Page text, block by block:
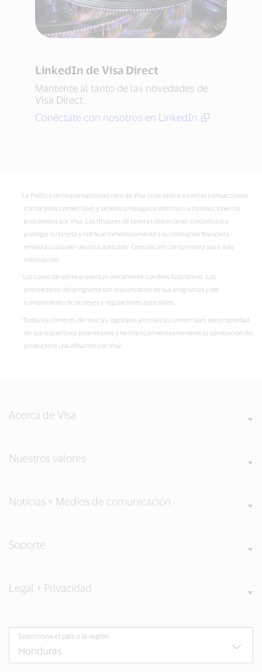
LinkedIn de Visa Direct
Mantente al tanto de las novedades de
Visa Direct.
Conéctate con nosotros en LinkedIn
La Política de responsabilidad cero de Visa no se aplica a ciertas transacciones
con tarjetas comerciales y tarjetas prepagas anónimas o a transacciones no
procesadas por Visa. Los titulares de tarjetas deben tener cuidado para
proteger su tarjeta y notificar inmediatamente a su institución financiera
emisora cualquier uso no autorizado. Comunícate con tu emisor para más
información.
Los casos de uso se presentan únicamente con fines ilustrativos. Los
proveedores del programa son responsables de sus programas y del
cumplimiento de las leyes y regulaciones aplicables.
Todos los nombres de marcas, logotipos y/o marcas comerciales son propiedad
de sus respectivos propietarios y no implican necesariamente la aprobación del
producto ni una afiliación con Visa.
Acerca de Visa
Nuestros valores
Noticias + Medios de comunicación
Soporte
Legal + Privacidad
Selecciona el país o la región